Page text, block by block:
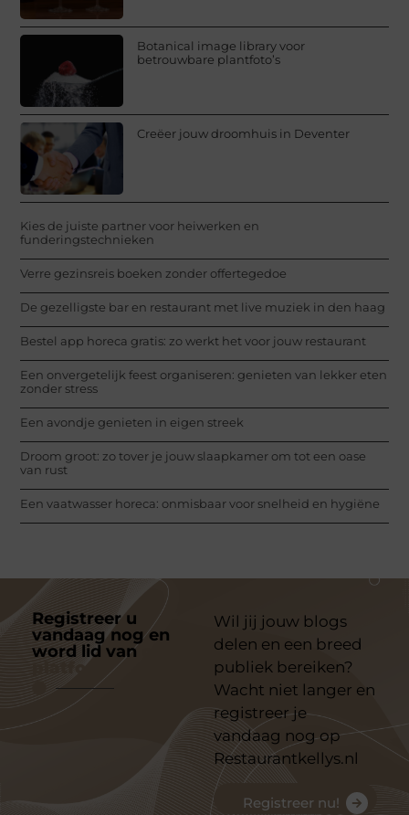
Botanical image library voor
betrouwbare plantfoto’s
Creëer jouw droomhuis in Deventer
Kies de juiste partner voor heiwerken en
funderingstechnieken
Verre gezinsreis boeken zonder offertegedoe
De gezelligste bar en restaurant met live muziek in den haag
Bestel app horeca gratis: zo werkt het voor jouw restaurant
Een onvergetelijk feest organiseren: genieten van lekker eten
zonder stress
Een avondje genieten in eigen streek
Droom groot: zo tover je jouw slaapkamer om tot een oase
van rust
Een vaatwasser horeca: onmisbaar voor snelheid en hygiëne
Registreer u
vandaag nog en
word lid van
platform
Wil jij jouw blogs
delen en een breed
publiek bereiken?
Wacht niet langer en
registreer je
vandaag nog op
Restaurantkellys.nl
Registreer nu!